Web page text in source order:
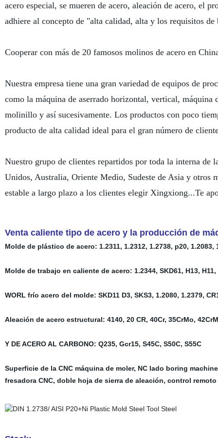
acero especial, se mueren de acero, aleación de acero, el
adhiere al concepto de "alta calidad, alta y los requisitos
Cooperar con más de 20 famosos molinos de acero en
Nuestra empresa tiene una gran variedad de equipos de
como la máquina de aserrado horizontal, vertical, máquina
molinillo y así sucesivamente. Los productos con poco
producto de alta calidad ideal para el gran número de
Nuestro grupo de clientes repartidos por toda la interna de
Unidos, Australia, Oriente Medio, Sudeste de Asia y otros
estable a largo plazo a los clientes elegir Xingxiong...Te
Venta caliente tipo de acero y la producción de
Molde de plástico de acero: 1.2311, 1.2312, 1.2738, p20, 1.2083,
Molde de trabajo en caliente de acero: 1.2344, SKD61, H13, H11,
WORL frío acero del molde: SKD11 D3, SKS3, 1.2080, 1.2379,
Aleación de acero estructural: 4140, 20 CR, 40Cr, 35CrMo,
Y DE ACERO AL CARBONO: Q235, Gcr15, S45C, S50C, S55C
Superficie de la CNC máquina de moler, NC lado boring
fresadora CNC, doble hoja de sierra de aleación, control